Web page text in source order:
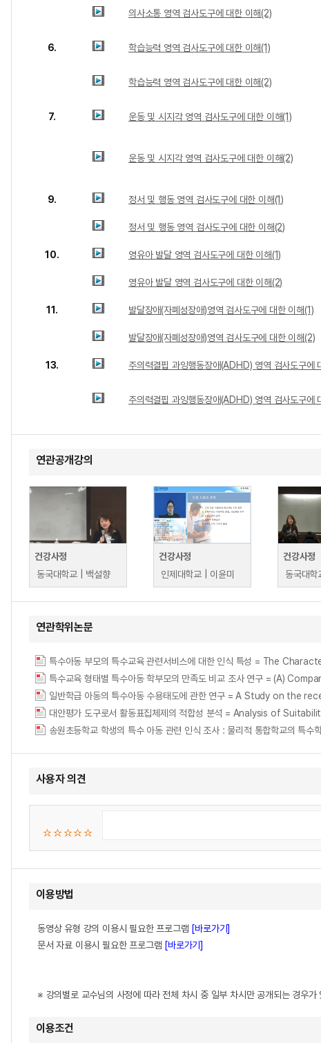
의사소통 영역 검사도구에 대한 이해(2)
6. 학습능력 영역 검사도구에 대한 이해(1)
학습능력 영역 검사도구에 대한 이해(2)
7. 운동 및 시지각 영역 검사도구에 대한 이해(1)
운동 및 시지각 영역 검사도구에 대한 이해(2)
9. 정서 및 행동 영역 검사도구에 대한 이해(1)
정서 및 행동 영역 검사도구에 대한 이해(2)
10. 영유아 발달 영역 검사도구에 대한 이해(1)
영유아 발달 영역 검사도구에 대한 이해(2)
11. 발달장애(자폐성장애)영역 검사도구에 대한 이해(1)
발달장애(자폐성장애)영역 검사도구에 대한 이해(2)
13. 주의력결핍 과잉행동장애(ADHD) 영역 검사도구에
주의력결핍 과잉행동장애(ADHD) 영역 검사도구에
연관공개강의
건강사정
동국대학교 | 백설향
건강사정
인제대학교 | 이윤미
건강사정
동국대
연관학위논문
특수아동 부모의 특수교육 관련서비스에 대한 인식 특성 = The
특수교육 형태별 특수아동 학부모의 만족도 비교 조사 연구 =
일반학급 아동의 특수아동 수용태도에 관한 연구 = A Study on
대안평가 도구로서 활동표집체제의 적합성 분석 = Analysis of
사용자 의견
이용방법
동영상 유형 강의 이용시 필요한 프로그램 [바로가기]
문서 자료 이용시 필요한 프로그램 [바로가기]
※ 강의별로 교수님의 사정에 따라 전체 차시 중 일부 차시만 공개되는 경우가
이용조건